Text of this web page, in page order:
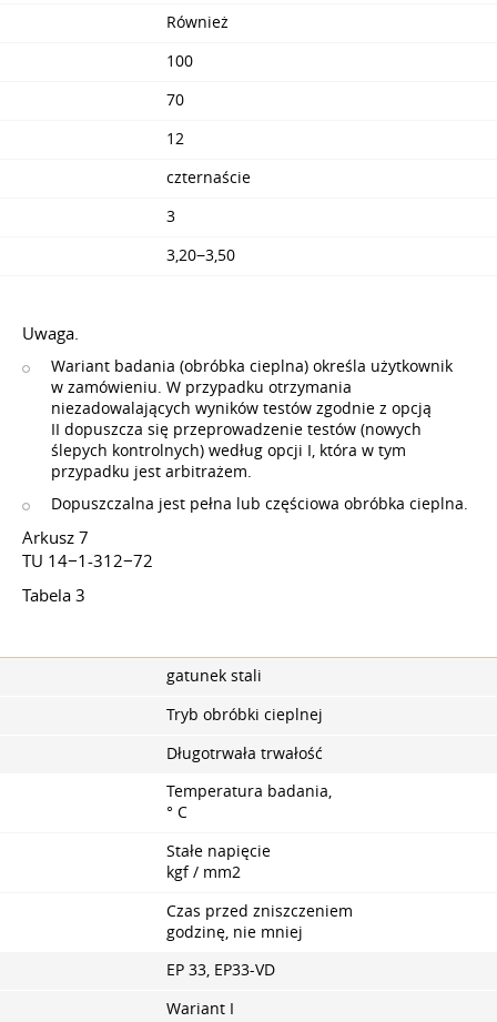
Również
100
70
12
czternaście
3
3,20−3,50
Uwaga.
Wariant badania (obróbka cieplna) określa użytkownik
w zamówieniu. W przypadku otrzymania
niezadowalających wyników testów zgodnie z opcją
II dopuszcza się przeprowadzenie testów (nowych
ślepych kontrolnych) według opcji I, która w tym
przypadku jest arbitrażem.
Dopuszczalna jest pełna lub częściowa obróbka cieplna.
Arkusz 7
TU 14−1-312−72
Tabela 3
gatunek stali
Tryb obróbki cieplnej
Długotrwała trwałość
Temperatura badania,
° C
Stałe napięcie
kgf / mm2
Czas przed zniszczeniem
godzinę, nie mniej
EP 33, EP33-VD
Wariant I